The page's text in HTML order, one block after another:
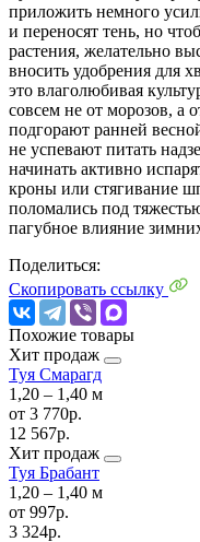
приложить немного
и переносят тень, но
растения, желательно
вносить удобрения для
это влаголюбивая
совсем не от морозов, а
подгорают ранней
не успевают питать
начинать активно
кроны или стягивание
поломались под
пагубное влияние
Поделиться:
Скопировать ссылку
Похожие товары
Хит продаж
Туя Смарагд
1,20 ‒ 1,40 м
от 3 770р.
12 567р.
Хит продаж
Туя Брабант
1,20 ‒ 1,40 м
от 997р.
3 324р.